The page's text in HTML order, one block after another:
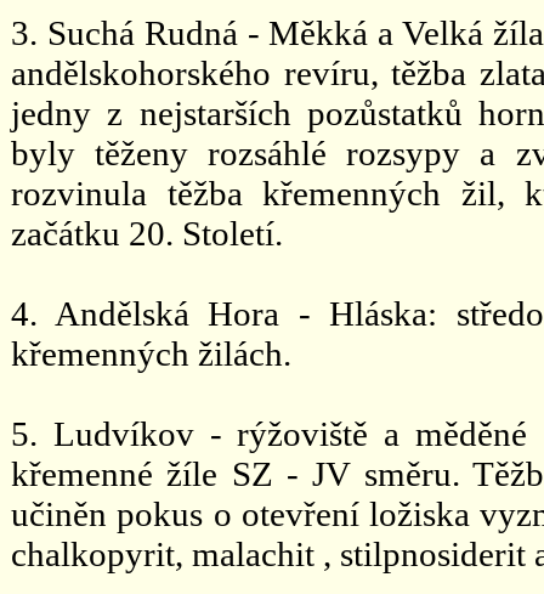
3. Suchá Rudná - Měkká a Velká
andělskohorského revíru, těžba
jedny z nejstarších pozůstatků
byly těženy rozsáhlé rozsypy a
rozvinula těžba křemenných žil,
začátku 20. Století.
4. Andělská Hora - Hláska:
křemenných žilách.
5. Ludvíkov - rýžoviště a
křemenné žíle SZ - JV směru.
učiněn pokus o otevření ložiska
chalkopyrit, malachit , stilpnosiderit